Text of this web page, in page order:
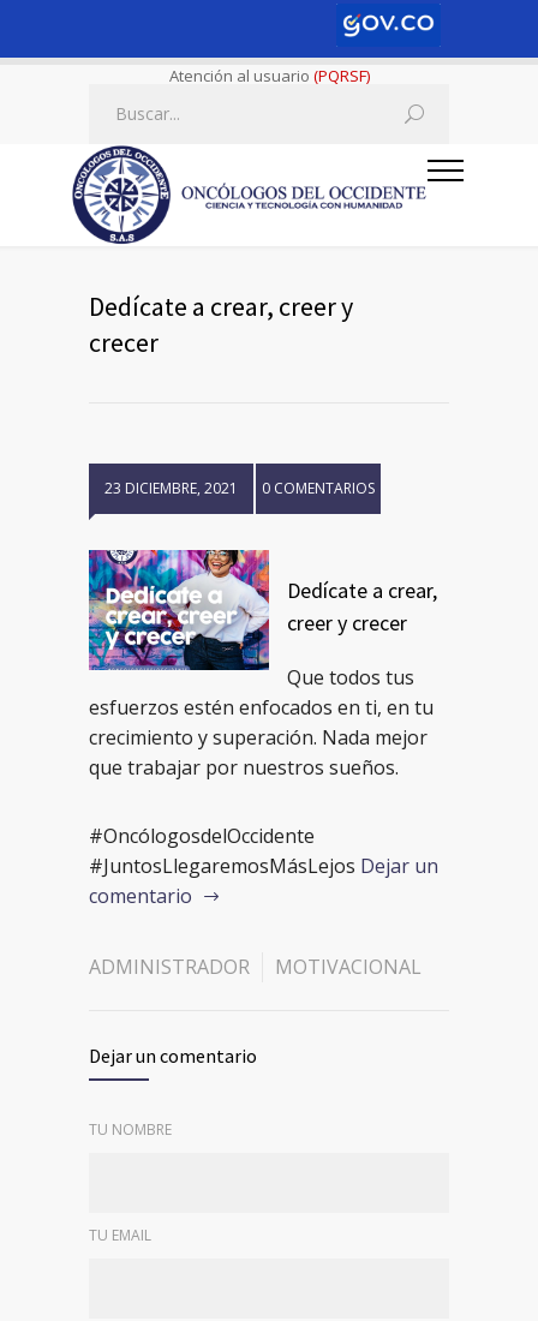
Atención al usuario (PQRSF)
Dedícate a crear, creer y
crecer
23 DICIEMBRE, 2021 0 COMENTARIOS
Dedícate a crear,
creer y crecer
Que todos tus
esfuerzos estén enfocados en ti, en tu
crecimiento y superación. Nada mejor
que trabajar por nuestros sueños.
#OncólogosdelOccidente
#JuntosLlegaremosMásLejos Dejar un
comentario
ADMINISTRADOR MOTIVACIONAL
Dejar un comentario
TU NOMBRE
TU EMAIL